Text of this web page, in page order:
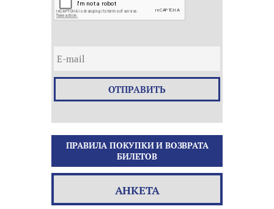
ОТПРАВИТЬ
ПРАВИЛА ПОКУПКИ И ВОЗВРАТА
БИЛЕТОВ
АНКЕТА